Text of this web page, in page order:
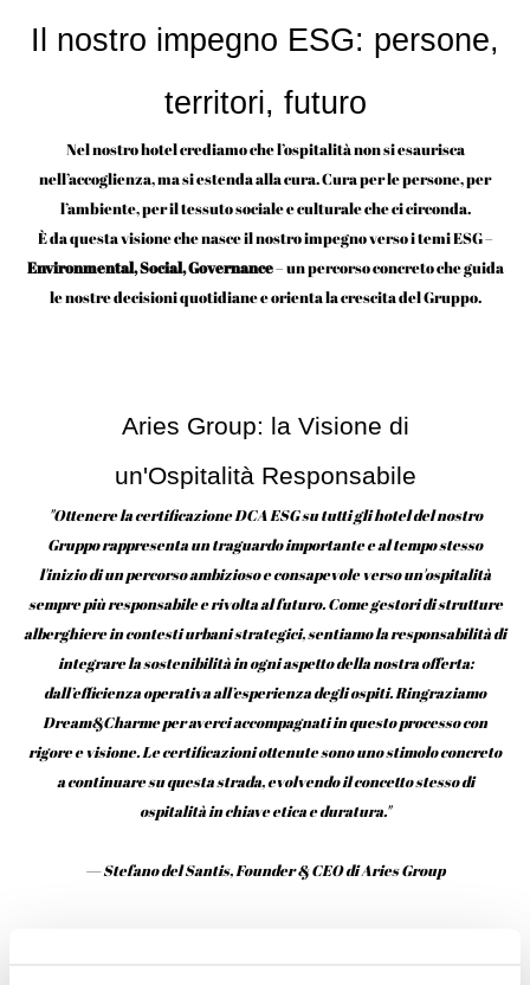
Il nostro impegno ESG: persone,
territori, futuro
Nel nostro hotel crediamo che l’ospitalità non si esaurisca
nell’accoglienza, ma si estenda alla cura. Cura per le persone, per
l’ambiente, per il tessuto sociale e culturale che ci circonda.
È da questa visione che nasce il nostro impegno verso i temi ESG –
Environmental, Social, Governance– un percorso concreto che guida
le nostre decisioni quotidiane e orienta la crescita del Gruppo.
Aries Group: la Visione di
un'Ospitalità Responsabile
"Ottenere la certificazione DCA ESG su tutti gli hotel del nostro
Gruppo rappresenta un traguardo importante e al tempo stesso
l'inizio di un percorso ambizioso e consapevole verso un'ospitalità
sempre più responsabile e rivolta al futuro. Come gestori di strutture
alberghiere in contesti urbani strategici, sentiamo la responsabilità di
integrare la sostenibilità in ogni aspetto della nostra offerta:
dall’efficienza operativa all’esperienza degli ospiti. Ringraziamo
Dream&Charme per averci accompagnati in questo processo con
rigore e visione. Le certificazioni ottenute sono uno stimolo concreto
a continuare su questa strada, evolvendo il concetto stesso di
ospitalità in chiave etica e duratura."
— Stefano del Santis, Founder & CEO di Aries Group